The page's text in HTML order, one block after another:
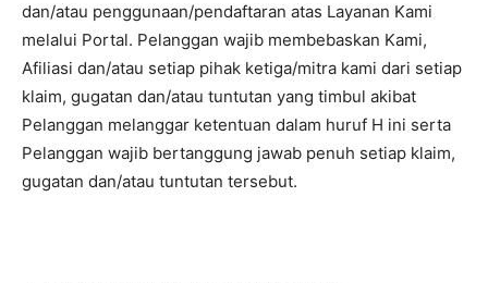
dan/atau penggunaan/pendaftaran atas Layanan Kami
melalui Portal. Pelanggan wajib membebaskan Kami,
Afiliasi dan/atau setiap pihak ketiga/mitra kami dari setiap
klaim, gugatan dan/atau tuntutan yang timbul akibat
Pelanggan melanggar ketentuan dalam huruf H ini serta
Pelanggan wajib bertanggung jawab penuh setiap klaim,
gugatan dan/atau tuntutan tersebut.